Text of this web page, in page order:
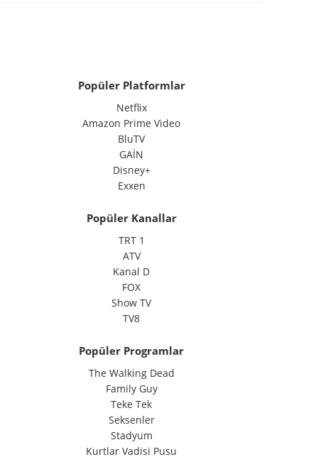
Popüler Platformlar
Netflix
Amazon Prime Video
BluTV
GAİN
Disney+
Exxen
Popüler Kanallar
TRT 1
ATV
Kanal D
FOX
Show TV
TV8
Popüler Programlar
The Walking Dead
Family Guy
Teke Tek
Seksenler
Stadyum
Kurtlar Vadisi Pusu